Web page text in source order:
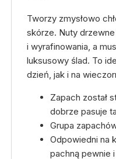
Tworzy zmysłowo
skórze. Nuty
i wyrafinowania, a
luksusowy ślad. To
dzień, jak i na
Zapach został
dobrze pasuje
Grupa
Odpowiedni na
pachną pewnie